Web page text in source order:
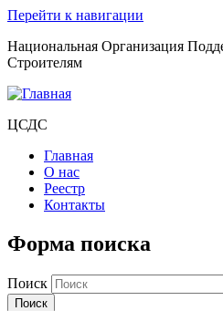
Перейти к навигации
Национальная Организация
Строителям
ЦСДС
Главная
О нас
Реестр
Контакты
Форма поиска
Поиск